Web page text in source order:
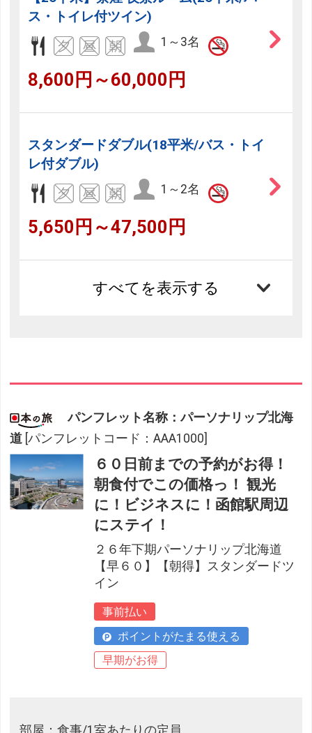
ス・トイレ付ツイン)
1～3名
8,600円～60,000円
スタンダードダブル(18平米/バス・トイ
レ付ダブル)
1～2名
5,650円～47,500円
すべてを表示する
パンフレット名称：パーソナリップ北海
道 [パンフレットコード：AAA1000]
６０日前までの予約がお得！
朝食付でこの価格っ！ 観光
に！ビジネスに！函館駅周辺
にステイ！
２６年下期パーソナリップ北海道
【早６０】【朝得】スタンダードツ
イン
事前払い
ポイントがたまる使える
早期がお得